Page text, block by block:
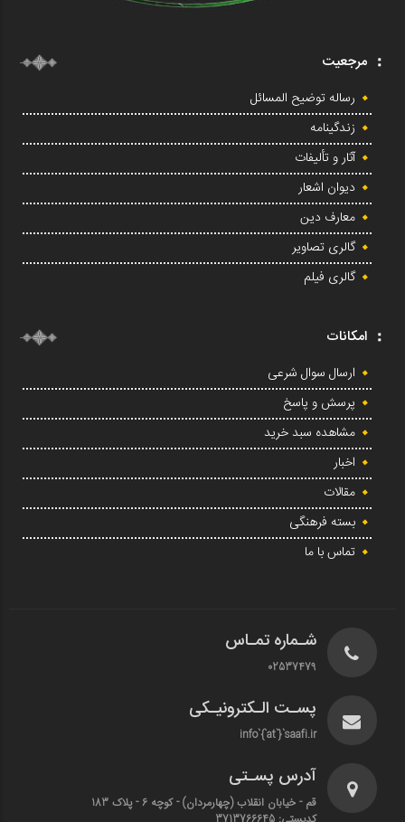
مرجعیت
رساله توضیح المسائل
زندگینامه
آثار و تألیفات
دیوان اشعار
معارف دین
گالری تصاویر
گالری فیلم
امکانات
ارسال سوال شرعی
پرسش و پاسخ
مشاهده سبد خرید
اخبار
مقالات
بسته فرهنگی
تماس با ما
شـماره تمـاس
02537479
پسـت الـکترونیـکی
info`{`at`}`saafi.ir
آدرس پسـتی
قم - خیابان انقلاب (چهارمردان)‌ - کوچه 6 - پلاک 183
کدپستی: 3713766645